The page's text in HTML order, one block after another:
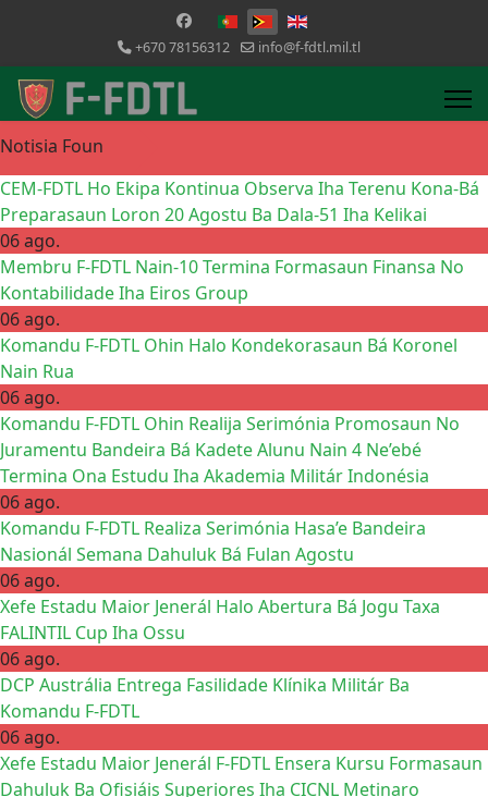
Selecione o seu idioma
+670 78156312 info@f-fdtl.mil.tl
Notisia Foun
CEM-FDTL Ho Ekipa Kontinua Observa Iha Terenu Kona-Bá
Preparasaun Loron 20 Agostu Ba Dala-51 Iha Kelikai
06 ago.
Membru F-FDTL Nain-10 Termina Formasaun Finansa No
Kontabilidade Iha Eiros Group
06 ago.
Komandu F-FDTL Ohin Halo Kondekorasaun Bá Koronel
Nain Rua
06 ago.
Komandu F-FDTL Ohin Realija Serimónia Promosaun No
Juramentu Bandeira Bá Kadete Alunu Nain 4 Ne’ebé
Termina Ona Estudu Iha Akademia Militár Indonésia
06 ago.
Komandu F-FDTL Realiza Serimónia Hasa’e Bandeira
Nasionál Semana Dahuluk Bá Fulan Agostu
06 ago.
Xefe Estadu Maior Jenerál Halo Abertura Bá Jogu Taxa
FALINTIL Cup Iha Ossu
06 ago.
DCP Austrália Entrega Fasilidade Klínika Militár Ba
Komandu F-FDTL
06 ago.
Xefe Estadu Maior Jenerál F-FDTL Ensera Kursu Formasaun
Dahuluk Ba Ofisiáis Superiores Iha CICNL Metinaro